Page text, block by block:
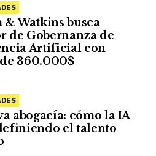
& Watkins busca
de Gobernanza de
Artificial con
360.000$
abogacía: cómo la IA
el talento